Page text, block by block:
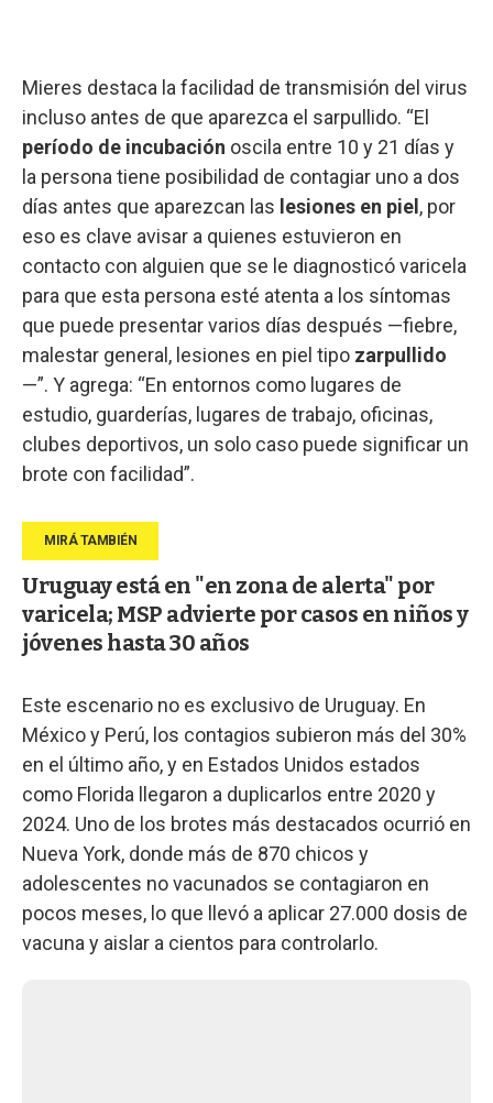
Mieres destaca la facilidad de transmisión del virus
incluso antes de que aparezca el sarpullido. “El
período de incubación oscila entre 10 y 21 días y
la persona tiene posibilidad de contagiar uno a dos
días antes que aparezcan las lesiones en piel , por
eso es clave avisar a quienes estuvieron en
contacto con alguien que se le diagnosticó varicela
para que esta persona esté atenta a los síntomas
que puede presentar varios días después —fiebre,
malestar general, lesiones en piel tipo zarpullido
—”. Y agrega: “En entornos como lugares de
estudio, guarderías, lugares de trabajo, oficinas,
clubes deportivos, un solo caso puede significar un
brote con facilidad”.
Uruguay está en "en zona de alerta" por
varicela; MSP advierte por casos en niños y
jóvenes hasta 30 años
Este escenario no es exclusivo de Uruguay. En
México y Perú, los contagios subieron más del 30%
en el último año, y en Estados Unidos estados
como Florida llegaron a duplicarlos entre 2020 y
2024. Uno de los brotes más destacados ocurrió en
Nueva York, donde más de 870 chicos y
adolescentes no vacunados se contagiaron en
pocos meses, lo que llevó a aplicar 27.000 dosis de
vacuna y aislar a cientos para controlarlo.